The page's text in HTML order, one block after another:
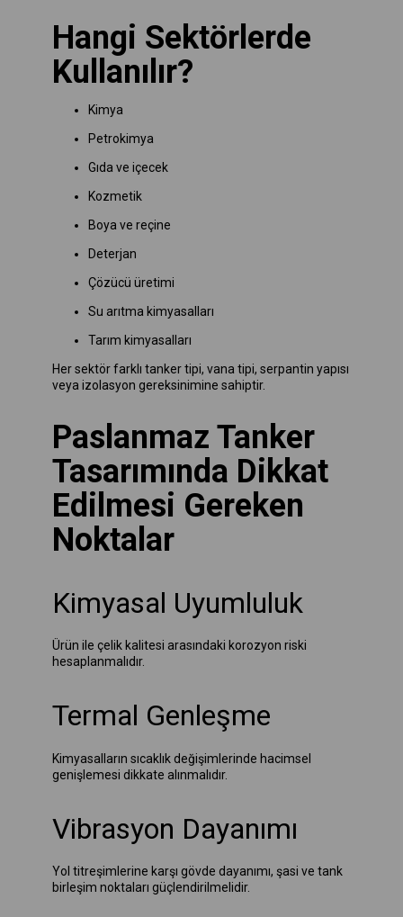
Hangi Sektörlerde
Kullanılır?
Kimya
Petrokimya
Gıda ve içecek
Kozmetik
Boya ve reçine
Deterjan
Çözücü üretimi
Su arıtma kimyasalları
Tarım kimyasalları
Her sektör farklı tanker tipi, vana tipi, serpantin yapısı
veya izolasyon gereksinimine sahiptir.
Paslanmaz Tanker
Tasarımında Dikkat
Edilmesi Gereken
Noktalar
Kimyasal Uyumluluk
Ürün ile çelik kalitesi arasındaki korozyon riski
hesaplanmalıdır.
Termal Genleşme
Kimyasalların sıcaklık değişimlerinde hacimsel
genişlemesi dikkate alınmalıdır.
Vibrasyon Dayanımı
Yol titreşimlerine karşı gövde dayanımı, şasi ve tank
birleşim noktaları güçlendirilmelidir.